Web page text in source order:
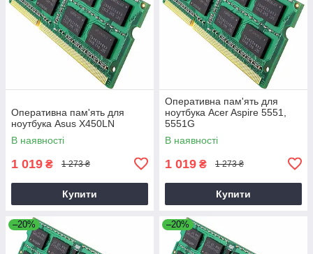
Оперативна пам'ять для
ноутбука Asus X450LN
В наявності
1 019 ₴ 1 273 ₴
Купити
Оперативна пам'ять для
ноутбука Acer Aspire 5551,
5551G
В наявності
1 019 ₴ 1 273 ₴
Купити
–20% –20%